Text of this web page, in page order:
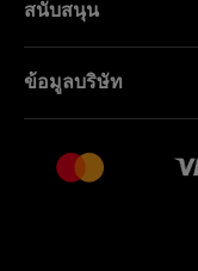
สนับสนุน
คำถามที่พบบ่อย
เงื่อนไขหลังการขา
ข้อมูลบริษัท
งาน